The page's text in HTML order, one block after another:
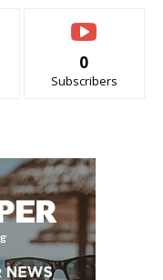
0
Subscribers